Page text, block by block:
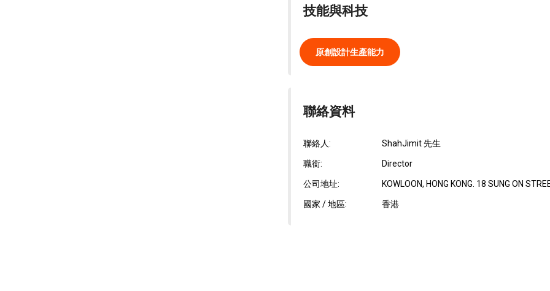
技能與科技
原創設計生產能力
聯絡資料
聯絡人: ShahJimit 先生
職銜: Director
公司地址: KOWLOON, HONG KONG. 18 SUNG ON
國家 / 地區: 香港